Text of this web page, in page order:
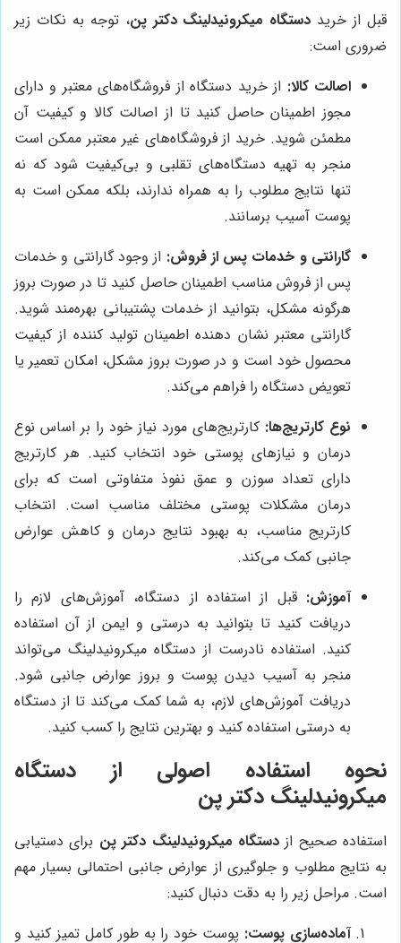
قبل از خرید دستگاه میکرونیدلینگ دکتر پن، توجه به نکات زیر
ضروری است:
اصالت کالا: از خرید دستگاه از فروشگاه‌های معتبر و دارای
مجوز اطمینان حاصل کنید تا از اصالت کالا و کیفیت آن
مطمئن شوید. خرید از فروشگاه‌های غیر معتبر ممکن است
منجر به تهیه دستگاه‌های تقلبی و بی‌کیفیت شود که نه
تنها نتایج مطلوب را به همراه ندارند، بلکه ممکن است به
پوست آسیب برسانند.
گارانتی و خدمات پس از فروش: از وجود گارانتی و خدمات
پس از فروش مناسب اطمینان حاصل کنید تا در صورت بروز
هرگونه مشکل، بتوانید از خدمات پشتیبانی بهره‌مند شوید.
گارانتی معتبر نشان دهنده اطمینان تولید کننده از کیفیت
محصول خود است و در صورت بروز مشکل، امکان تعمیر یا
تعویض دستگاه را فراهم می‌کند.
نوع کارتریج‌ها: کارتریج‌های مورد نیاز خود را بر اساس نوع
درمان و نیازهای پوستی خود انتخاب کنید. هر کارتریج
دارای تعداد سوزن و عمق نفوذ متفاوتی است که برای
درمان مشکلات پوستی مختلف مناسب است. انتخاب
کارتریج مناسب، به بهبود نتایج درمان و کاهش عوارض
جانبی کمک می‌کند.
آموزش: قبل از استفاده از دستگاه، آموزش‌های لازم را
دریافت کنید تا بتوانید به درستی و ایمن از آن استفاده
کنید. استفاده نادرست از دستگاه میکرونیدلینگ می‌تواند
منجر به آسیب دیدن پوست و بروز عوارض جانبی شود.
دریافت آموزش‌های لازم، به شما کمک می‌کند تا از دستگاه
به درستی استفاده کنید و بهترین نتایج را کسب کنید.
نحوه استفاده اصولی از دستگاه
میکرونیدلینگ دکتر پن
استفاده صحیح ازدستگاه میکرونیدلینگ دکتر پن برای دستیابی
به نتایج مطلوب و جلوگیری از عوارض جانبی احتمالی بسیار مهم
است. مراحل زیر را به دقت دنبال کنید:
آماده‌سازی پوست: پوست خود را به طور کامل تمیز کنید و